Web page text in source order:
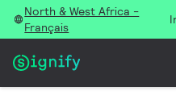
North & West Africa -
Français